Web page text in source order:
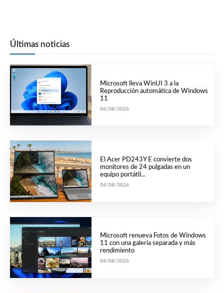
Últimas noticias
Microsoft lleva WinUI 3 a la
Reproducción automática de Windows
11
06/08/2026
El Acer PD243Y E convierte dos
monitores de 24 pulgadas en un
equipo portátil...
04/08/2026
Microsoft renueva Fotos de Windows
11 con una galería separada y más
rendimiento
04/08/2026